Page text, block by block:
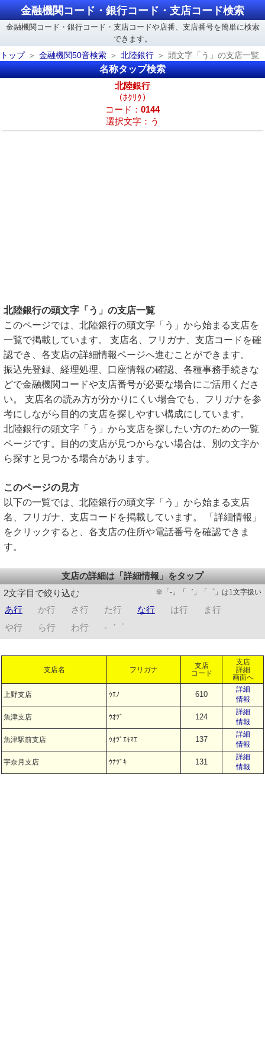
金融機関コード・銀行コード・支店コード検索
金融機関コード・銀行コード・支店コードや店番、支店番号を簡単に検索
できます。
トップ
金融機関50音検索 北陸銀行 頭文字「う」の支店一覧
名称タップ検索
北陸銀行
（ﾎｸﾘｸ）
コード： 0144
選択文字：う
北陸銀行の頭文字「う」の支店一覧
このページでは、北陸銀行の頭文字「う」から始まる支店を
一覧で掲載しています。 支店名、フリガナ、支店コードを確
認でき、各支店の詳細情報ページへ進むことができます。
振込先登録、経理処理、口座情報の確認、各種事務手続きな
どで金融機関コードや支店番号が必要な場合にご活用くださ
い。 支店名の読み方が分かりにくい場合でも、フリガナを参
考にしながら目的の支店を探しやすい構成にしています。
北陸銀行の頭文字「う」から支店を探したい方のための一覧
ページです。目的の支店が見つからない場合は、別の文字か
ら探すと見つかる場合があります。
このページの見方
以下の一覧では、北陸銀行の頭文字「う」から始まる支店
名、フリガナ、支店コードを掲載しています。 「詳細情報」
をクリックすると、各支店の住所や電話番号を確認できま
す。
支店の詳細は「詳細情報」をタップ
2文字目で絞り込む
※「-」「゛」「゜」は1文字扱い
あ行 か行 さ行 た行 な行 は行
ま行
や行
ら行 わ行 -゛゜
支店名 フリガナ
支店
コード
支店
詳細
画面へ
上野支店 ｳｴﾉ 610
詳細
情報
魚津支店 ｳｵﾂﾞ 124
詳細
情報
魚津駅前支店 ｳｵﾂﾞｴｷﾏｴ 137
詳細
情報
宇奈月支店 ｳﾅﾂﾞｷ 131
詳細
情報